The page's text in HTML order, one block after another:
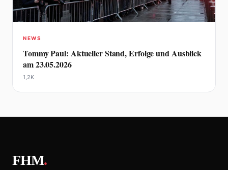
NEWS
Tommy Paul: Aktueller Stand, Erfolge und Ausblick
am 23.05.2026
1,2K
FHM.